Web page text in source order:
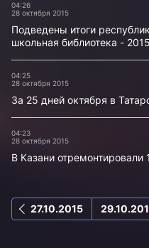
04:26
28 октября 2015
Подведены итоги
школьная библиотека -
04:25
28 октября 2015
За 25 дней октября в
04:23
28 октября 2015
В Казани отремонтировали
27.10.2015